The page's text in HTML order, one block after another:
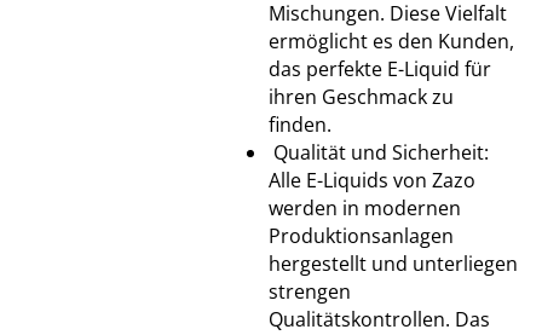
Mischungen. Diese Vielfalt
ermöglicht es den Kunden,
das perfekte E-Liquid für
ihren Geschmack zu
finden.
Qualität und Sicherheit:
Alle E-Liquids von Zazo
werden in modernen
Produktionsanlagen
hergestellt und unterliegen
strengen
Qualitätskontrollen. Das